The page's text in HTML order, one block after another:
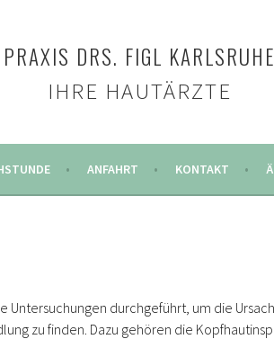
PRAXIS DRS. FIGL KARLSRUHE
IHRE HAUTÄRZTE
ANFAHRT KONTAKT
Untersuchungen durchgeführt, um die
zu finden. Dazu gehören die